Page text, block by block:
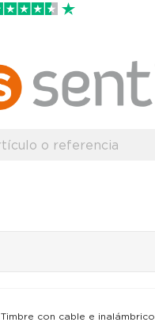
Timbre con cable e inalámbrico